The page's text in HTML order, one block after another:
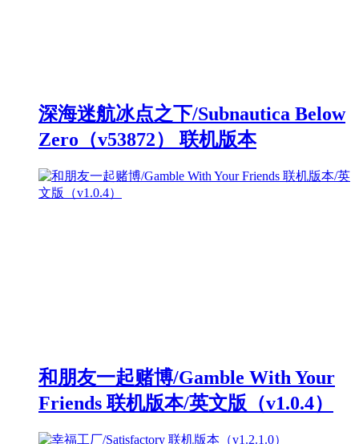
深海迷航冰点之下/Subnautica Below
Zero（v53872） 联机版本
和朋友一起赌博/Gamble With Your
Friends 联机版本/英文版（v1.0.4）